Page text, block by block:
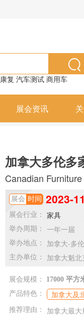
康复 汽车测试 商用车
展会资讯
加拿大多伦多
Canadian
展会 时间 2023-
展会行业： 家具
举办周期： 一年一届
举办地点： 加拿大-多
主办单位： 加拿大魁
展会规模： 17000 平方
产品特色：
加拿大及
推荐理由： 加拿大最